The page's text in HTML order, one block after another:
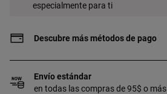
especialmente para ti
Descubre más métodos de pago
Envío estándar
en todas las compras de 95$ o más